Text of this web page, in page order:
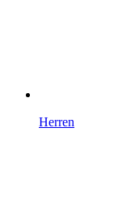
Herren